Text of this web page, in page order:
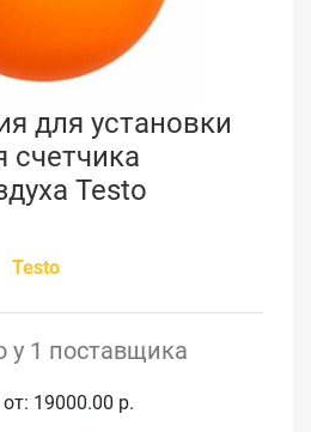
для установки
счетчика
Testo
Testo
у 1 поставщика
19000.00 р.